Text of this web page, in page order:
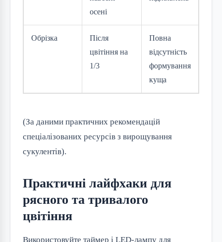
осені
Обрізка
Після
цвітіння на
1/3
Повна
відсутність
формування
куща
(За даними практичних рекомендацій
спеціалізованих ресурсів з вирощування
сукулентів).
Практичні лайфхаки для
рясного та тривалого
цвітіння
Використовуйте таймер і LED-лампу для